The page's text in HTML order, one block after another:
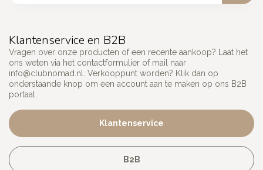
Klantenservice en B2B
Vragen over onze producten of een recente aankoop? Laat het
ons weten via het contactformulier of mail naar
info@clubnomad.nl. Verkooppunt worden? Klik dan op
onderstaande knop om een account aan te maken op ons B2B
portaal.
Klantenservice
B2B